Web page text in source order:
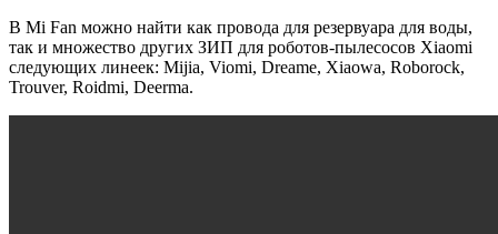
В Mi Fan можно найти как провода для резервуара для воды,
так и множество других ЗИП для роботов-пылесосов Xiaomi
следующих линеек: Mijia, Viomi, Dreame, Xiaowa, Roborock,
Trouver, Roidmi, Deerma.